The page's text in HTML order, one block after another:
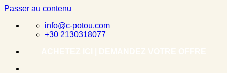
Passer au contenu
info@c-potou.com
+30 2130318077